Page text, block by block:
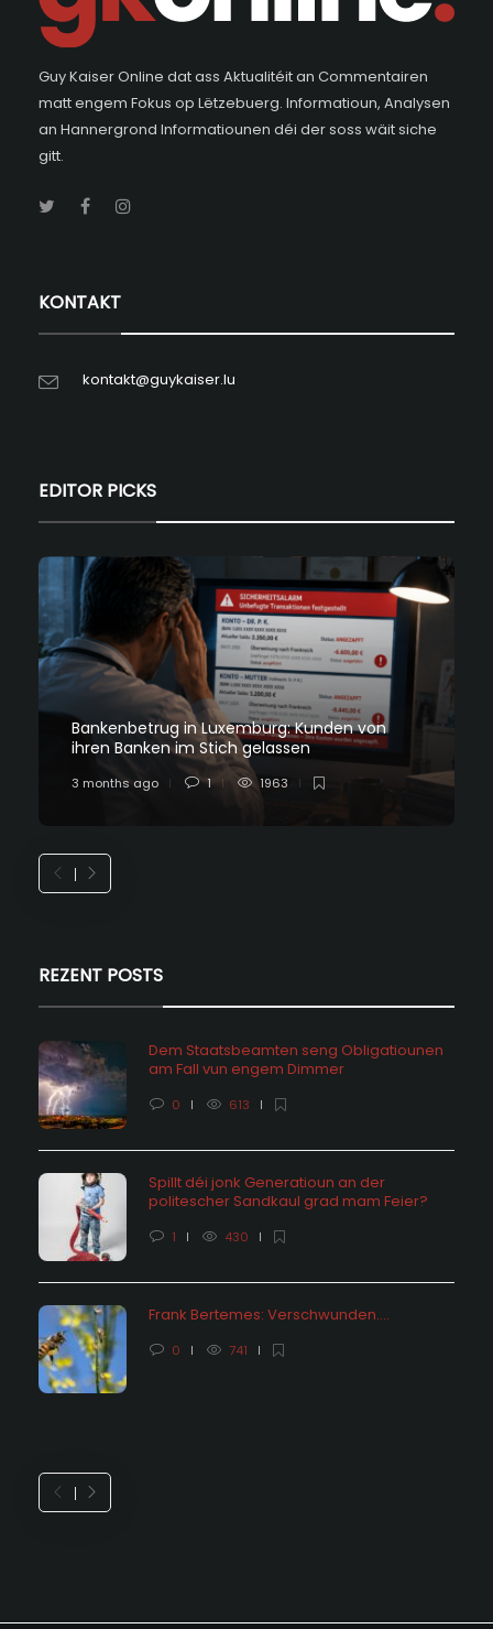
Guy Kaiser Online dat ass Aktualitéit an Commentairen
matt engem Fokus op Lëtzebuerg. Informatioun, Analysen
an Hannergrond Informatiounen déi der soss wäit siche
gitt.
KONTAKT
kontakt@guykaiser.lu
EDITOR PICKS
Bankenbetrug in Luxemburg: Kunden von
ihren Banken im Stich gelassen
3 months ago 1 1963
REZENT POSTS
Dem Staatsbeamten seng Obligatiounen
am Fall vun engem Dimmer
0 613
Spillt déi jonk Generatioun an der
politescher Sandkaul grad mam Feier?
1 430
Frank Bertemes: Verschwunden….
0 741